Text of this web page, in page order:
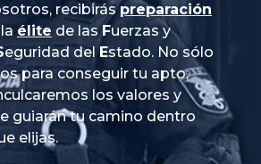
recibiráspreparación
élite de las Fuerzas y
Seguridad del Estado. No sólo
para conseguir tu apto,
los valores y
guiarán tu camino dentro
elijas.